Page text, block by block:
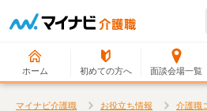
ホーム 初めての方へ 面談会場一覧
マイナビ介護職 お役立ち情報 介護職